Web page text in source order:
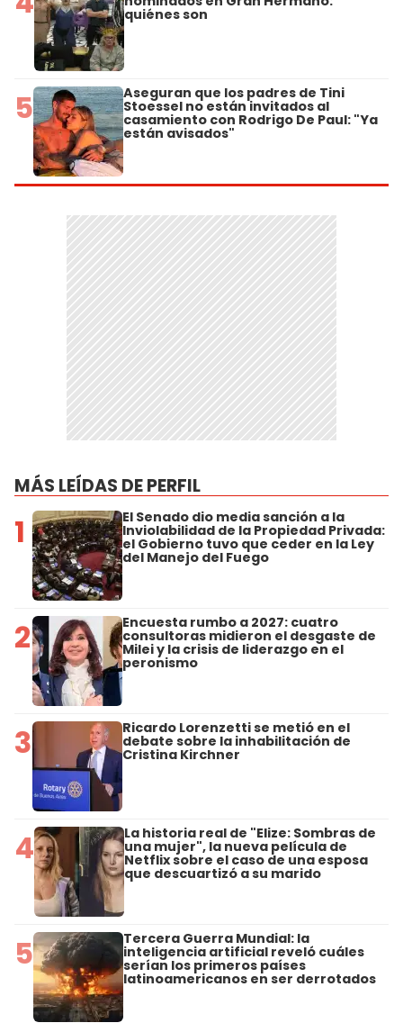
quiénes son
5 Aseguran que los padres de Tini
Stoessel no están invitados al
casamiento con Rodrigo De Paul: "Ya
están avisados"
MÁS LEÍDAS DE PERFIL
1 El Senado dio media sanción a la
Inviolabilidad de la Propiedad Privada:
el Gobierno tuvo que ceder en la Ley
del Manejo del Fuego
2 Encuesta rumbo a 2027: cuatro
consultoras midieron el desgaste de
Milei y la crisis de liderazgo en el
peronismo
3 Ricardo Lorenzetti se metió en el
debate sobre la inhabilitación de
Cristina Kirchner
4 La historia real de "Elize: Sombras de
una mujer", la nueva película de
Netflix sobre el caso de una esposa
que descuartizó a su marido
5 Tercera Guerra Mundial: la
inteligencia artificial reveló cuáles
serían los primeros países
latinoamericanos en ser derrotados